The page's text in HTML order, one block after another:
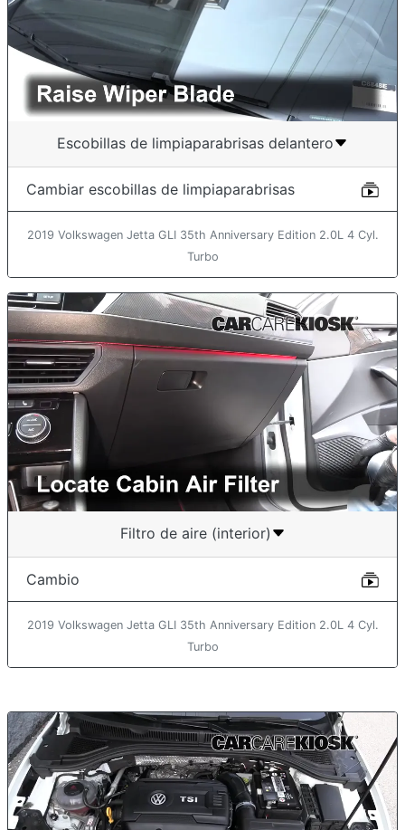
Escobillas de limpiaparabrisas delantero
Cambiar escobillas de limpiaparabrisas
2019 Volkswagen Jetta GLI 35th Anniversary Edition 2.0L 4 Cyl.
Turbo
Filtro de aire (interior)
Cambio
2019 Volkswagen Jetta GLI 35th Anniversary Edition 2.0L 4 Cyl.
Turbo